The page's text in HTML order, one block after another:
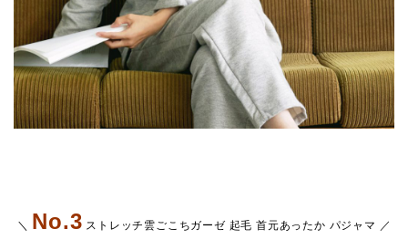
＼ No.3 ストレッチ雲ごこちガーゼ 起毛 首元あったか パジャマ ／